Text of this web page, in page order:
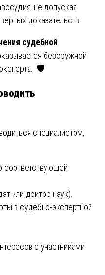
не допуская
доказательств.
судебной
безоружной
🛡️
специалистом,
соответствующей
или доктор наук).
в судебно-экспертной
с участниками